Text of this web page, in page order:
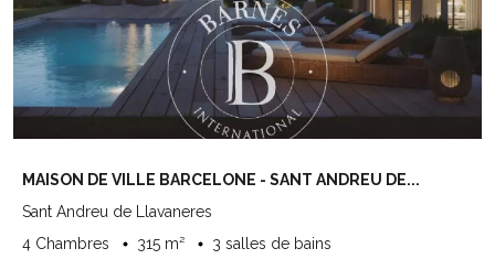
MAISON DE VILLE BARCELONE - SANT ANDREU DE...
Sant Andreu de Llavaneres
4 Chambres
315 m²
3 salles de bains